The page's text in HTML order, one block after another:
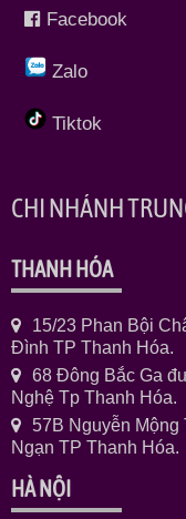
Facebook
Zalo
Tiktok
CHI NHÁNH
THANH HÓA
15/23 Phan Bội
Đình TP Thanh Hóa.
68 Đông Bắc Ga
Nghệ Tp Thanh Hóa.
57B Nguyễn
Ngạn TP Thanh Hóa.
HÀ NỘI